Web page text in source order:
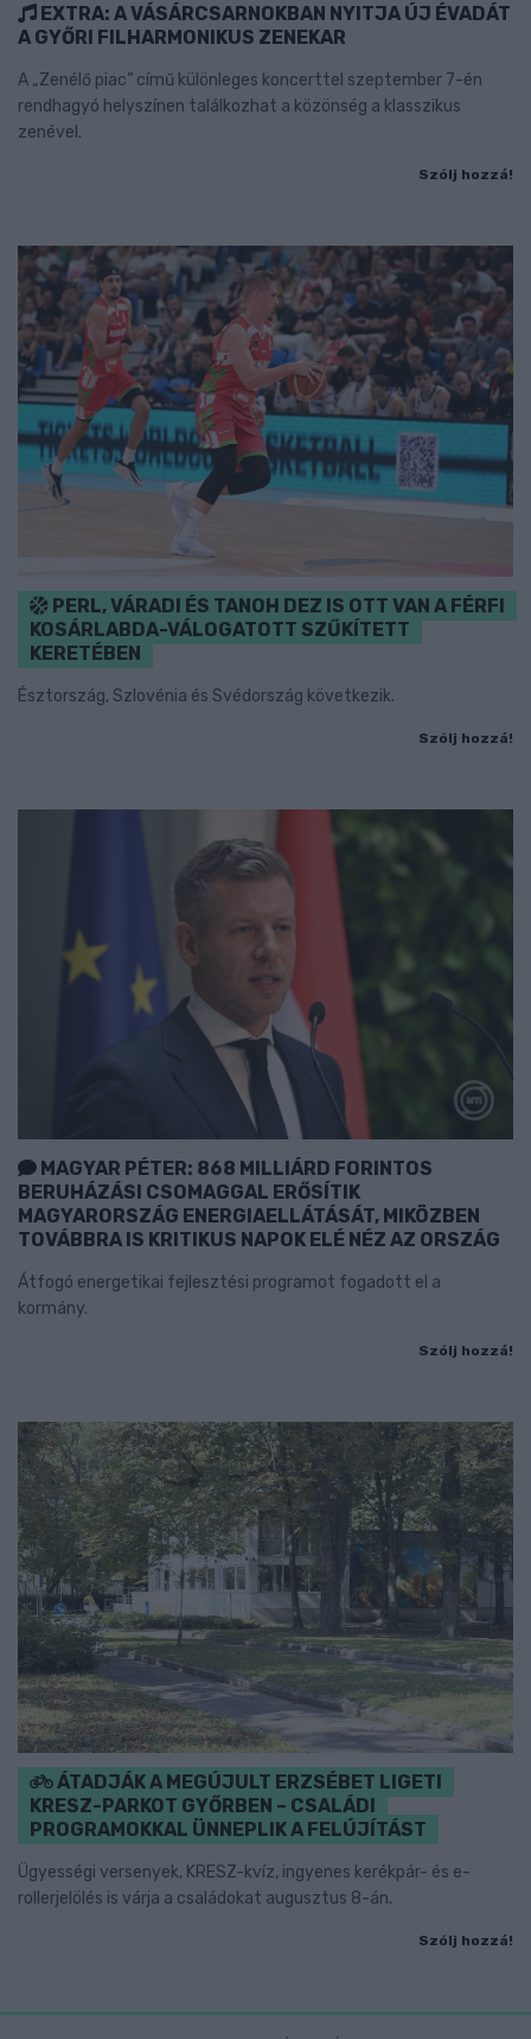
EXTRA: A VÁSÁRCSARNOKBAN NYITJA ÚJ ÉVADÁT
A GYŐRI FILHARMONIKUS ZENEKAR
A „Zenélő piac” című különleges koncerttel szeptember 7-én
rendhagyó helyszínen találkozhat a közönség a klasszikus
zenével.
Szólj hozzá!
PERL, VÁRADI ÉS TANOH DEZ IS OTT VAN A FÉRFI
KOSÁRLABDA-VÁLOGATOTT SZŰKÍTETT
KERETÉBEN
Észtország, Szlovénia és Svédország következik.
Szólj hozzá!
MAGYAR PÉTER: 868 MILLIÁRD FORINTOS
BERUHÁZÁSI CSOMAGGAL ERŐSÍTIK
MAGYARORSZÁG ENERGIAELLÁTÁSÁT, MIKÖZBEN
TOVÁBBRA IS KRITIKUS NAPOK ELÉ NÉZ AZ ORSZÁG
Átfogó energetikai fejlesztési programot fogadott el a
kormány.
Szólj hozzá!
ÁTADJÁK A MEGÚJULT ERZSÉBET LIGETI
KRESZ-PARKOT GYŐRBEN – CSALÁDI
PROGRAMOKKAL ÜNNEPLIK A FELÚJÍTÁST
Ügyességi versenyek, KRESZ-kvíz, ingyenes kerékpár- és e-
rollerjelölés is várja a családokat augusztus 8-án.
Szólj hozzá!